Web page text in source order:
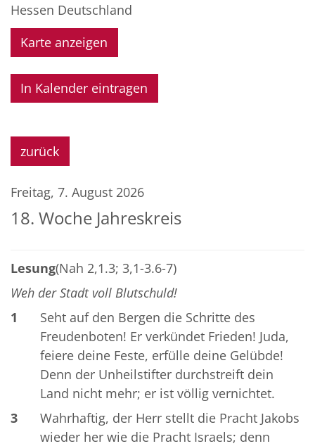
Hessen Deutschland
Karte anzeigen
In Kalender eintragen
zurück
Freitag, 7. August 2026
18. Woche Jahreskreis
Lesung(Nah 2,1.3; 3,1-3.6-7)
Weh der Stadt voll Blutschuld!
1
Seht auf den Bergen die Schritte des
Freudenboten! Er verkündet Frieden! Juda,
feiere deine Feste, erfülle deine Gelübde!
Denn der Unheilstifter durchstreift dein
Land nicht mehr; er ist völlig vernichtet.
3
Wahrhaftig, der Herr stellt die Pracht Jakobs
wieder her wie die Pracht Israels; denn